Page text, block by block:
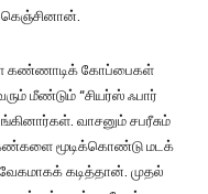
கெஞ்சினான்.
கண்ணாடிக் கோப்பைகள்
மீண்டும் “சியர்ஸ் ஃபார்
வாசனும் சபரீசும்
கண்களை மூடிக்கொண்டு மடக்
கடித்தான். முதல்